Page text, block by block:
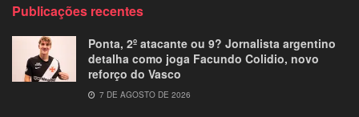
Publicações recentes
Ponta, 2º atacante ou 9? Jornalista argentino
detalha como joga Facundo Colidio, novo
reforço do Vasco
7 DE AGOSTO DE 2026